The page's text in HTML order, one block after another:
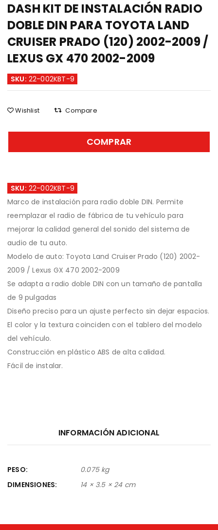
DASH KIT DE INSTALACIÓN RADIO
DOBLE DIN PARA TOYOTA LAND
CRUISER PRADO (120) 2002-2009 /
LEXUS GX 470 2002-2009
SKU: 22-002KBT-9
Wishlist Compare
COMPRAR
SKU: 22-002KBT-9
Marco de instalación para radio doble DIN. Permite
reemplazar el radio de fábrica de tu vehículo para
mejorar la calidad general del sonido del sistema de
audio de tu auto.
Modelo de auto: Toyota Land Cruiser Prado (120) 2002-
2009 / Lexus GX 470 2002-2009
Se adapta a radio doble DIN con un tamaño de pantalla
de 9 pulgadas
Diseño preciso para un ajuste perfecto sin dejar espacios.
El color y la textura coinciden con el tablero del modelo
del vehículo.
Construcción en plástico ABS de alta calidad.
Fácil de instalar.
INFORMACIÓN ADICIONAL
PESO
0.075 kg
DIMENSIONES
14 × 3.5 × 24 cm